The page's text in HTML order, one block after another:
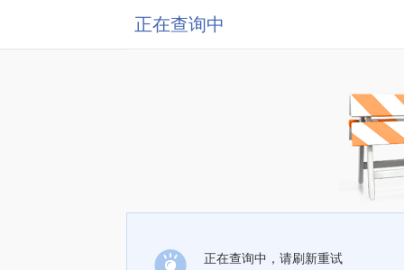
正在查询中
正在查询中，请刷新重试